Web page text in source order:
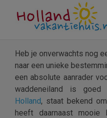
Heb je onverwachts nog
naar een unieke
een absolute aanrader
waddeneiland is goed
Holland, staat bekend
heeft daarnaast mooie